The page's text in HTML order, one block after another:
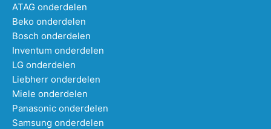
ATAG onderdelen
Beko onderdelen
Bosch onderdelen
Inventum onderdelen
LG onderdelen
Liebherr onderdelen
Miele onderdelen
Panasonic onderdelen
Samsung onderdelen